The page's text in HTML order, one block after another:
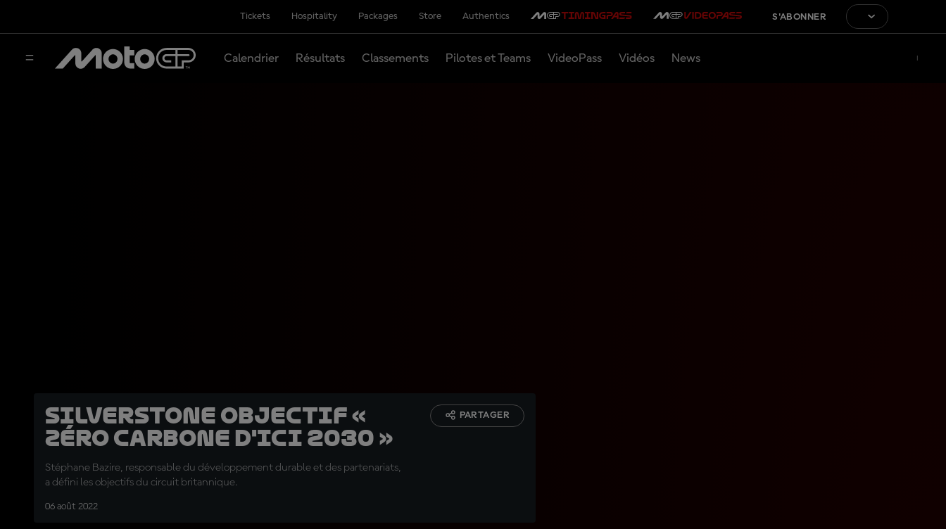
Tickets Hospitality Packages Store Authentics S'ABONNER
Calendrier Résultats Classements Pilotes et Teams VideoPass Vidéos News
Silverstone objectif «
zéro carbone d'ici 2030 »
Stéphane Bazire, responsable du développement durable et des partenariats,
a défini les objectifs du circuit britannique.
06 août 2022
PARTAGER